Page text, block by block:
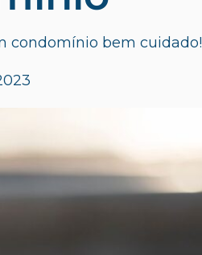
condomínio bem cuidado!